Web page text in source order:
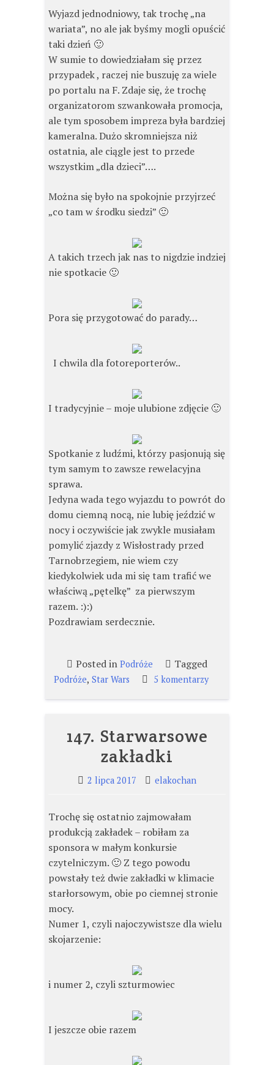
Wyjazd jednodniowy, tak trochę „na
wariata”, no ale jak byśmy mogli opuścić
taki dzień 🙂
W sumie to dowiedziałam się przez
przypadek , raczej nie buszuję za wiele
po portalu na F. Zdaje się, że trochę
organizatorom szwankowała promocja,
ale tym sposobem impreza była bardziej
kameralna. Dużo skromniejsza niż
ostatnia, ale ciągle jest to przede
wszystkim „dla dzieci”….
Można się było na spokojnie przyjrzeć
„co tam w środku siedzi” 🙂
A takich trzech jak nas to nigdzie indziej
nie spotkacie 🙂
Pora się przygotować do parady…
I chwila dla fotoreporterów..
I tradycyjnie – moje ulubione zdjęcie 🙂
Spotkanie z ludźmi, którzy pasjonują się
tym samym to zawsze rewelacyjna
sprawa.
Jedyna wada tego wyjazdu to powrót do
domu ciemną nocą, nie lubię jeździć w
nocy i oczywiście jak zwykle musiałam
pomylić zjazdy z Wisłostrady przed
Tarnobrzegiem, nie wiem czy
kiedykolwiek uda mi się tam trafić we
właściwą „pętelkę” za pierwszym
razem. :):)
Pozdrawiam serdecznie.
Posted in Podróże Tagged
Podróże, Star Wars 5 komentarzydo
147. Starwarsowe
zakładki
2 lipca 2017 elakochan
Trochę się ostatnio zajmowałam
produkcją zakładek – robiłam za
sponsora w małym konkursie
czytelniczym. 🙂 Z tego powodu
powstały też dwie zakładki w klimacie
starłorsowym, obie po ciemnej stronie
mocy.
Numer 1, czyli najoczywistsze dla wielu
skojarzenie:
i numer 2, czyli szturmowiec
I jeszcze obie razem